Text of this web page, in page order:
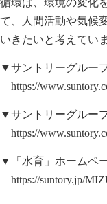
て、人間活動や気候
いきたいと考えてい
▼サントリーグルー
https://
▼サントリーグルー
https://
▼「水育」ホームペ
https://suntory.jp/